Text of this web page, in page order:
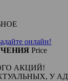
онлайн!
Price
АКЦИЙ!
У